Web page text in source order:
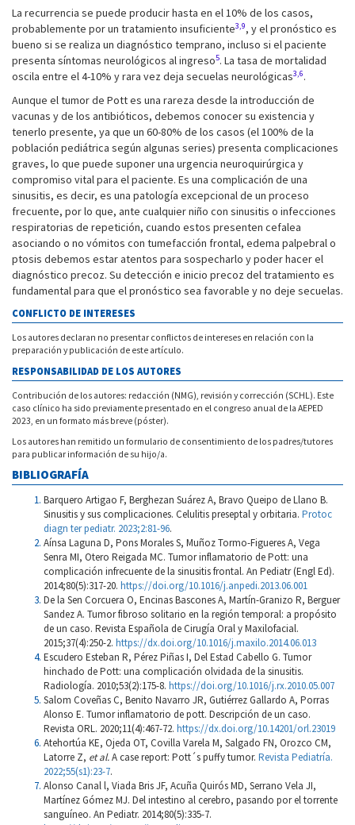
La recurrencia se puede producir hasta en el 10% de los casos,
probablemente por un tratamiento insuficiente3,9, y el pronóstico es
bueno si se realiza un diagnóstico temprano, incluso si el paciente
presenta síntomas neurológicos al ingreso5. La tasa de mortalidad
oscila entre el 4-10% y rara vez deja secuelas neurológicas3,6.
Aunque el tumor de Pott es una rareza desde la introducción de
vacunas y de los antibióticos, debemos conocer su existencia y
tenerlo presente, ya que un 60-80% de los casos (el 100% de la
población pediátrica según algunas series) presenta complicaciones
graves, lo que puede suponer una urgencia neuroquirúrgica y
compromiso vital para el paciente. Es una complicación de una
sinusitis, es decir, es una patología excepcional de un proceso
frecuente, por lo que, ante cualquier niño con sinusitis o infecciones
respiratorias de repetición, cuando estos presenten cefalea
asociando o no vómitos con tumefacción frontal, edema palpebral o
ptosis debemos estar atentos para sospecharlo y poder hacer el
diagnóstico precoz. Su detección e inicio precoz del tratamiento es
fundamental para que el pronóstico sea favorable y no deje secuelas.
CONFLICTO DE INTERESES
Los autores declaran no presentar conflictos de intereses en relación con la
preparación y publicación de este artículo.
RESPONSABILIDAD DE LOS AUTORES
Contribución de los autores: redacción (NMG), revisión y corrección (SCHL). Este
caso clínico ha sido previamente presentado en el congreso anual de la AEPED
2023, en un formato más breve (póster).
Los autores han remitido un formulario de consentimiento de los padres/tutores
para publicar información de su hijo/a.
BIBLIOGRAFÍA
Barquero Artigao F, Berghezan Suárez A, Bravo Queipo de Llano B.
Sinusitis y sus complicaciones. Celulitis preseptal y orbitaria. Protoc
diagn ter pediatr. 2023;2:81-96.
Aínsa Laguna D, Pons Morales S, Muñoz Tormo-Figueres A, Vega
Senra MI, Otero Reigada MC. Tumor inflamatorio de Pott: una
complicación infrecuente de la sinusitis frontal. An Pediatr (Engl Ed).
2014;80(5):317-20. https://doi.org/10.1016/j.anpedi.2013.06.001
De la Sen Corcuera O, Encinas Bascones A, Martín-Granizo R, Berguer
Sandez A. Tumor fibroso solitario en la región temporal: a propósito
de un caso. Revista Española de Cirugía Oral y Maxilofacial.
2015;37(4):250-2. https://dx.doi.org/10.1016/j.maxilo.2014.06.013
Escudero Esteban R, Pérez Piñas I, Del Estad Cabello G. Tumor
hinchado de Pott: una complicación olvidada de la sinusitis.
Radiología. 2010;53(2):175-8. https://doi.org/10.1016/j.rx.2010.05.007
Salom Coveñas C, Benito Navarro JR, Gutiérrez Gallardo A, Porras
Alonso E. Tumor inflamatorio de pott. Descripción de un caso.
Revista ORL. 2020;11(4):467-72. https://dx.doi.org/10.14201/orl.23019
Atehortúa KE, Ojeda OT, Covilla Varela M, Salgado FN, Orozco CM,
Latorre Z, et al.A case report: Pott´s puffy tumor. Revista Pediatría.
2022;55(s1):23-7.
Alonso Canal l, Viada Bris JF, Acuña Quirós MD, Serrano Vela JI,
Martínez Gómez MJ. Del intestino al cerebro, pasando por el torrente
sanguíneo. An Pediatr. 2014;80(5):335-7.